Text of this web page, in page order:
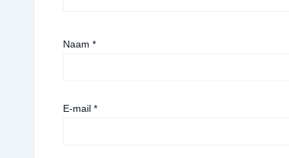
Naam *
E-mail *